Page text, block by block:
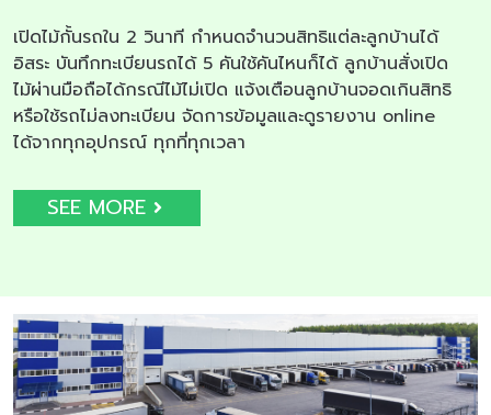
เปิดไม้กั้นรถใน 2 วินาที กำหนดจำนวนสิทธิแต่ละลูกบ้านได้
อิสระ บันทึกทะเบียนรถได้ 5 คันใช้คันไหนก็ได้ ลูกบ้านสั่งเปิด
ไม้ผ่านมือถือได้กรณีไม้ไม่เปิด แจ้งเตือนลูกบ้านจอดเกินสิทธิ
หรือใช้รถไม่ลงทะเบียน จัดการข้อมูลและดูรายงาน online
ได้จากทุกอุปกรณ์ ทุกที่ทุกเวลา
SEE MORE